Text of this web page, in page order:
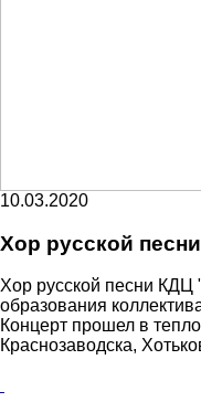
10.03.2020
Хор русской песни
Хор русской песни
образования
Концерт прошел в
Краснозаводска,